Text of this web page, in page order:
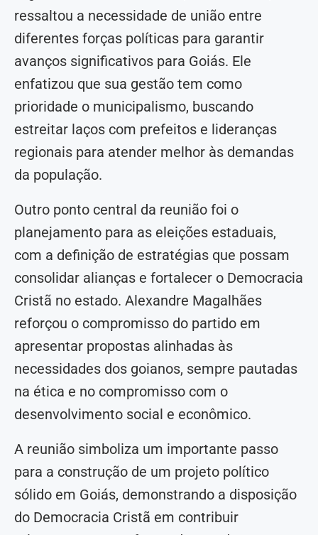
ressaltou a necessidade de união entre
diferentes forças políticas para garantir
avanços significativos para Goiás. Ele
enfatizou que sua gestão tem como
prioridade o municipalismo, buscando
estreitar laços com prefeitos e lideranças
regionais para atender melhor às demandas
da população.
Outro ponto central da reunião foi o
planejamento para as eleições estaduais,
com a definição de estratégias que possam
consolidar alianças e fortalecer o Democracia
Cristã no estado. Alexandre Magalhães
reforçou o compromisso do partido em
apresentar propostas alinhadas às
necessidades dos goianos, sempre pautadas
na ética e no compromisso com o
desenvolvimento social e econômico.
A reunião simboliza um importante passo
para a construção de um projeto político
sólido em Goiás, demonstrando a disposição
do Democracia Cristã em contribuir